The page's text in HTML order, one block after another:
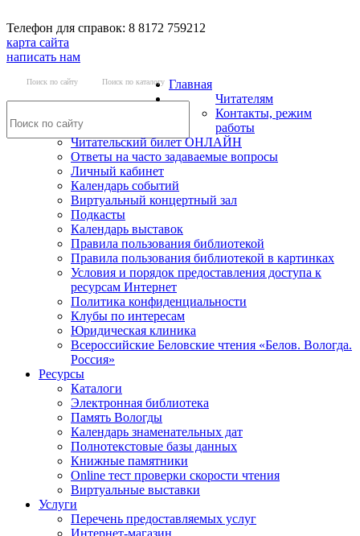
Телефон для справок: 8 8172 759212
карта сайта
написать нам
Поиск по сайту Поиск по каталогу Главная
Читателям
Контакты, режим
работы
Читательский билет ОНЛАЙН
Ответы на часто задаваемые вопросы
Личный кабинет
Календарь событий
Виртуальный концертный зал
Подкасты
Календарь выставок
Правила пользования библиотекой
Правила пользования библиотекой в картинках
Условия и порядок предоставления доступа к
ресурсам Интернет
Политика конфиденциальности
Клубы по интересам
Юридическая клиника
Всероссийские Беловские чтения «Белов. Вологда.
Россия»
Ресурсы
Каталоги
Электронная библиотека
Память Вологды
Календарь знаменательных дат
Полнотекстовые базы данных
Книжные памятники
Online тест проверки скорости чтения
Виртуальные выставки
Услуги
Перечень предоставляемых услуг
Интернет-магазин